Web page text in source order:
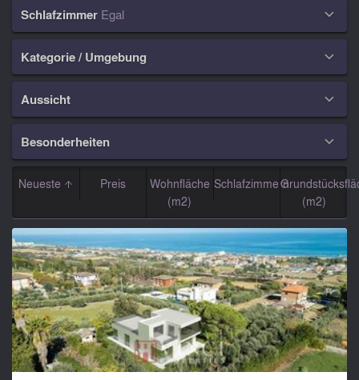
Schlafzimmer Egal 
Kategorie / Umgebung 
Aussicht 
Besonderheiten 
Neueste Preis
Wohnfläche
(m2)
Schlafzimmern
(m2)